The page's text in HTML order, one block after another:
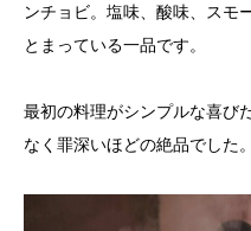
ンチョビ。塩味、酸味、スモ
とまっている一品です。
最初の料理がシンプルな喜び
なく罪深いほどの絶品でした。